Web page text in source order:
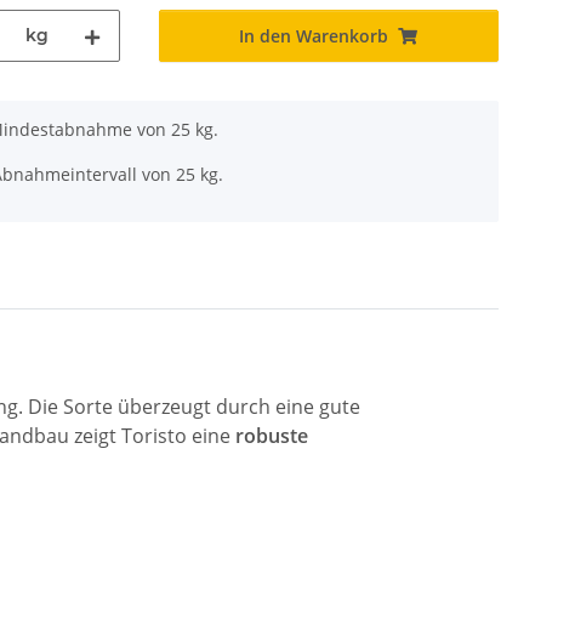
kg In den Warenkorb
von 25 kg.
von 25 kg.
Die Sorte überzeugt durch eine gute
zeigt Toristo eine robuste